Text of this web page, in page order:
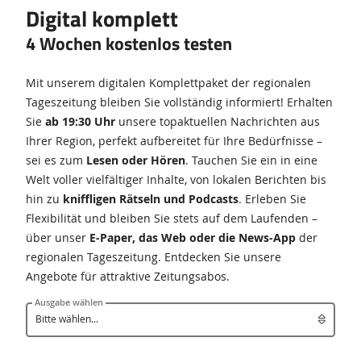
Digital komplett
4 Wochen kostenlos testen
Mit unserem digitalen Komplettpaket der regionalen
Tageszeitung bleiben Sie vollständig informiert! Erhalten
Sie ab 19:30 Uhr unsere topaktuellen Nachrichten aus
Ihrer Region, perfekt aufbereitet für Ihre Bedürfnisse –
sei es zum Lesen oder Hören. Tauchen Sie ein in eine
Welt voller vielfältiger Inhalte, von lokalen Berichten bis
hin zu kniffligen Rätseln und Podcasts. Erleben Sie
Flexibilität und bleiben Sie stets auf dem Laufenden –
über unser E-Paper, das Web oder die News-App der
regionalen Tageszeitung. Entdecken Sie unsere
Angebote für attraktive Zeitungsabos.
Ausgabe wählen